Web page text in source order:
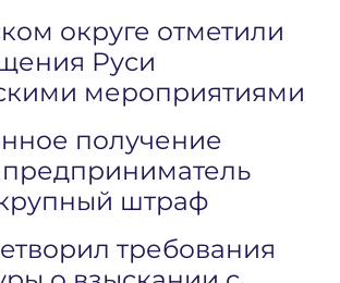
округе отметили
Руси
мероприятиями
получение
штраф
требования